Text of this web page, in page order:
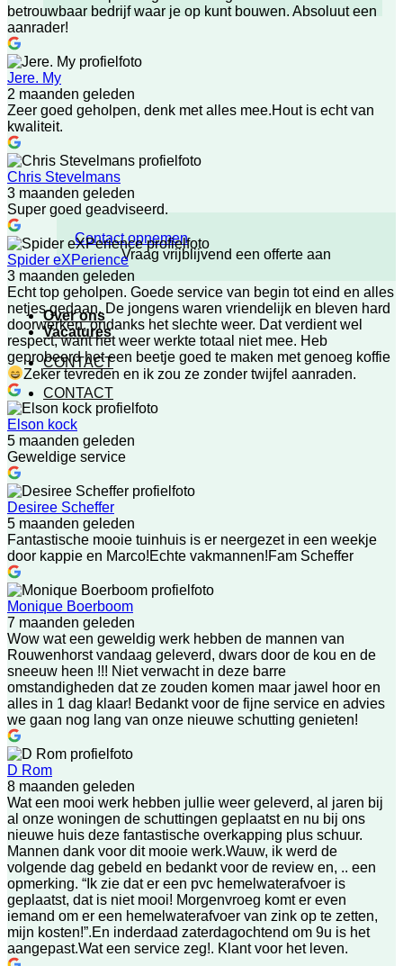
Contact opnemen
Vraag vrijblijvend een offerte aan
Over ons
Vacatures
CONTACT
CONTACT
betrouwbaar bedrijf waar je op kunt bouwen. Absoluut een
aanrader!
Jere. My
2 maanden geleden
Zeer goed geholpen, denk met alles mee.Hout is echt van
kwaliteit.
Chris Stevelmans
3 maanden geleden
Super goed geadviseerd.
Spider eXPerience
3 maanden geleden
Echt top geholpen. Goede service van begin tot eind en alles
netjes gedaan. De jongens waren vriendelijk en bleven hard
doorwerken, ondanks het slechte weer. Dat verdient wel
respect, want het weer werkte totaal niet mee. Heb
geprobeerd het een beetje goed te maken met genoeg koffie
Zeker tevreden en ik zou ze zonder twijfel aanraden.
Elson kock
5 maanden geleden
Geweldige service
Desiree Scheffer
5 maanden geleden
Fantastische mooie tuinhuis is er neergezet in een weekje
door kappie en Marco!Echte vakmannen!Fam Scheffer
Monique Boerboom
7 maanden geleden
Wow wat een geweldig werk hebben de mannen van
Rouwenhorst vandaag geleverd, dwars door de kou en de
sneeuw heen !!! Niet verwacht in deze barre
omstandigheden dat ze zouden komen maar jawel hoor en
alles in 1 dag klaar! Bedankt voor de fijne service en advies
we gaan nog lang van onze nieuwe schutting genieten!
D Rom
8 maanden geleden
Wat een mooi werk hebben jullie weer geleverd, al jaren bij
al onze woningen de schuttingen geplaatst en nu bij ons
nieuwe huis deze fantastische overkapping plus schuur.
Mannen dank voor dit mooie werk.Wauw, ik werd de
volgende dag gebeld en bedankt voor de review en, .. een
opmerking. “Ik zie dat er een pvc hemelwaterafvoer is
geplaatst, dat is niet mooi! Morgenvroeg komt er even
iemand om er een hemelwaterafvoer van zink op te zetten,
mijn kosten!”.En inderdaad zaterdagochtend om 9u is het
aangepast.Wat een service zeg!. Klant voor het leven.